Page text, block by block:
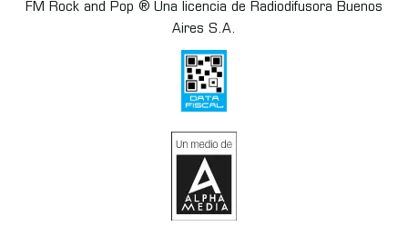
FM Rock and Pop ® Una licencia de Radiodifusora Buenos
Aires S.A.